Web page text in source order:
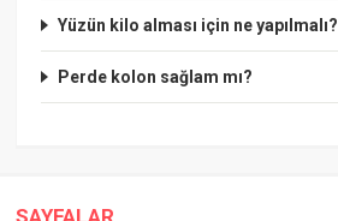
Yüzün kilo alması için ne yapılmalı?
Perde kolon sağlam mı?
SAYFALAR